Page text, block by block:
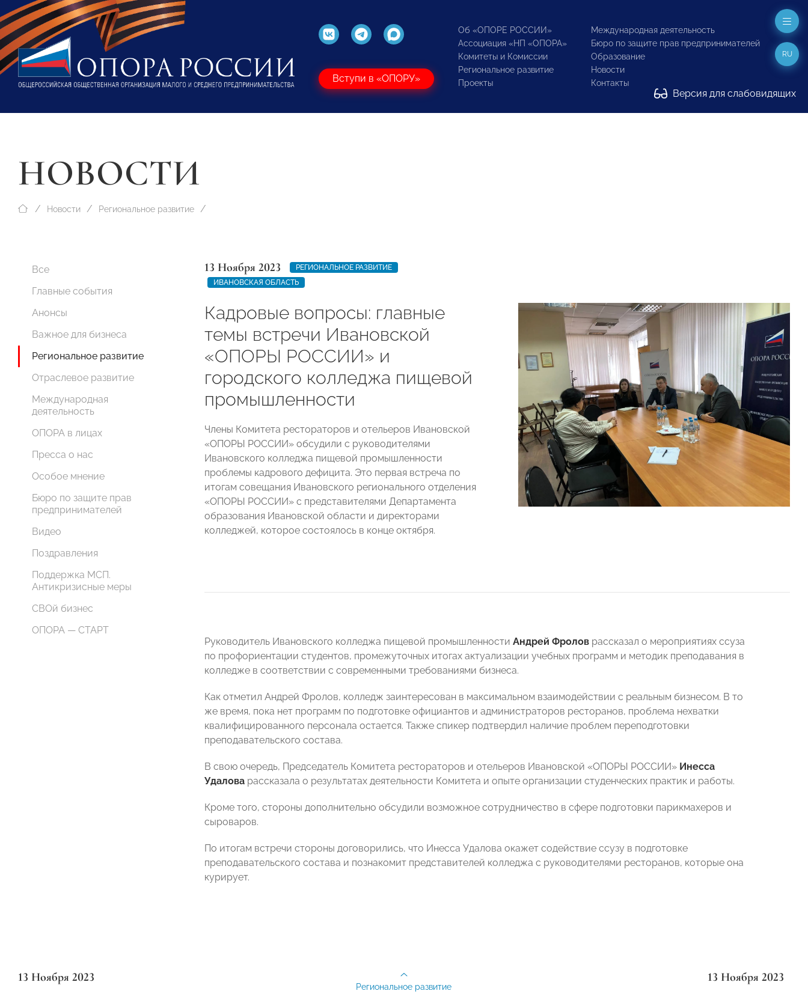
Вступи в «ОПОРУ»
Об «ОПОРЕ РОССИИ»
Ассоциация «НП «ОПОРА»
Комитеты и Комиссии
Региональное развитие
Проекты
Международная деятельность
Бюро по защите прав предпринимателей
Образование
Новости
Контакты
Версия для слабовидящих
RU
НОВОСТИ
Новости Региональное развитие
Все
Главные события
Анонсы
Важное для бизнеса
Региональное развитие
Отраслевое развитие
Международная
деятельность
ОПОРА в лицах
Пресса о нас
Особое мнение
Бюро по защите прав
предпринимателей
Видео
Поздравления
Поддержка МСП.
Антикризисные меры
СВОй бизнес
ОПОРА — СТАРТ
13 Ноября 2023
РЕГИОНАЛЬНОЕ РАЗВИТИЕ
ИВАНОВСКАЯ ОБЛАСТЬ
Кадровые вопросы: главные
темы встречи Ивановской
«ОПОРЫ РОССИИ» и
городского колледжа пищевой
промышленности
Члены Комитета рестораторов и отельеров Ивановской
«ОПОРЫ РОССИИ» обсудили с руководителями
Ивановского колледжа пищевой промышленности
проблемы кадрового дефицита. Это первая встреча по
итогам совещания Ивановского регионального отделения
«ОПОРЫ РОССИИ» с представителями Департамента
образования Ивановской области и директорами
колледжей, которое состоялось в конце октября.
Руководитель Ивановского колледжа пищевой промышленности Андрей Фролов рассказал о мероприятиях ссуза
по профориентации студентов, промежуточных итогах актуализации учебных программ и методик преподавания в
колледже в соответствии с современными требованиями бизнеса.
Как отметил Андрей Фролов, колледж заинтересован в максимальном взаимодействии с реальным бизнесом. В то
же время, пока нет программ по подготовке официантов и администраторов ресторанов, проблема нехватки
квалифицированного персонала остается. Также спикер подтвердил наличие проблем переподготовки
преподавательского состава.
В свою очередь, Председатель Комитета рестораторов и отельеров Ивановской «ОПОРЫ РОССИИ» Инесса
Удалова рассказала о результатах деятельности Комитета и опыте организации студенческих практик и работы.
Кроме того, стороны дополнительно обсудили возможное сотрудничество в сфере подготовки парикмахеров и
сыроваров.
По итогам встречи стороны договорились, что Инесса Удалова окажет содействие ссузу в подготовке
преподавательского состава и познакомит представителей колледжа с руководителями ресторанов, которые она
курирует.
13 Ноября 2023 13 Ноября 2023
Региональное развитие